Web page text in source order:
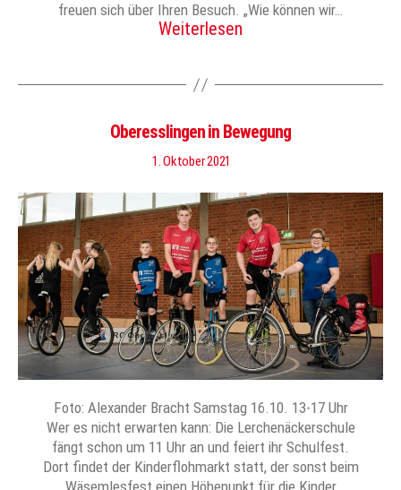
freuen sich über Ihren Besuch. „Wie können wir…
Weiterlesen
Oberesslingen in Bewegung
1. Oktober 2021
Foto: Alexander Bracht Samstag 16.10. 13-17 Uhr
Wer es nicht erwarten kann: Die Lerchenäckerschule
fängt schon um 11 Uhr an und feiert ihr Schulfest.
Dort findet der Kinderflohmarkt statt, der sonst beim